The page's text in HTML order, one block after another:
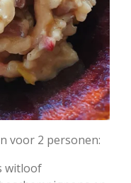
voor 2 personen:
witloof